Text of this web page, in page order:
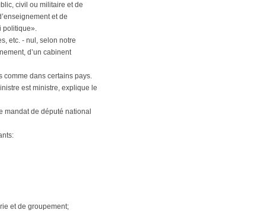
civil ou militaire et de
et de
politique».
etc. - nul, selon notre
d’un cabinent
comme dans certains pays.
est ministre, explique le
mandat de député national
et de groupement;